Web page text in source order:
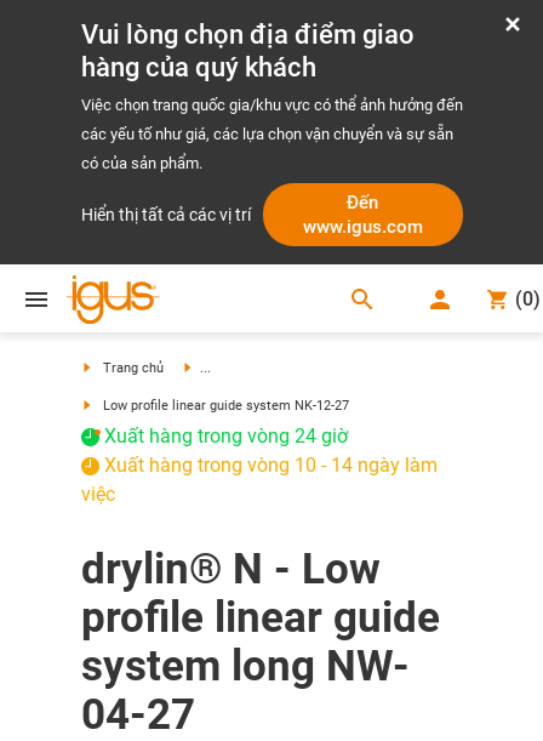
Vui lòng chọn địa điểm giao
hàng của quý khách
Việc chọn trang quốc gia/khu vực có thể ảnh hưởng đến
các yếu tố như giá, các lựa chọn vận chuyển và sự sẵn
có của sản phẩm.
Hiển thị tất cả các vị trí
Đến
www.igus.com
search (0)
Trang chủ ...
Low profile linear guide system NK-12-27
Xuất hàng trong vòng 24 giờ
Xuất hàng trong vòng 10 - 14 ngày làm
việc
drylin® N - Low
profile linear guide
system long NW-
04-27